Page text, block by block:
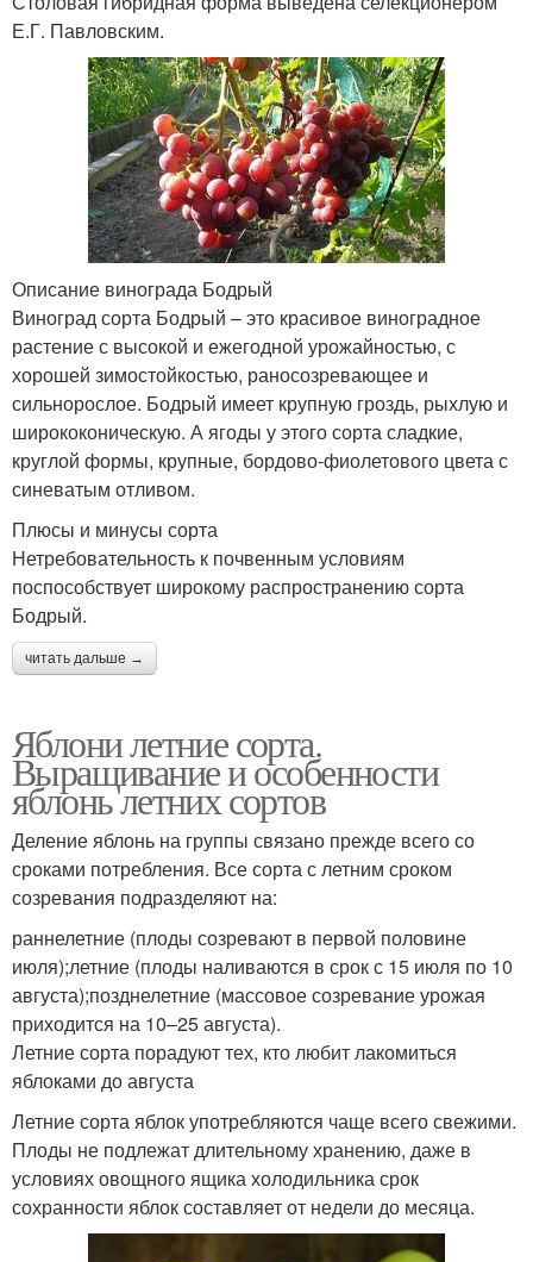
Е.Г. Павловским.
Описание винограда Бодрый
Виноград сорта Бодрый – это красивое виноградное
растение с высокой и ежегодной урожайностью, с
хорошей зимостойкостью, раносозревающее и
сильнорослое. Бодрый имеет крупную гроздь, рыхлую и
ширококоническую. А ягоды у этого сорта сладкие,
круглой формы, крупные, бордово-фиолетового цвета с
синеватым отливом.
Плюсы и минусы сорта
Нетребовательность к почвенным условиям
поспособствует широкому распространению сорта
Бодрый.
читать дальше →
Яблони летние сорта.
Выращивание и особенности
яблонь летних сортов
Деление яблонь на группы связано прежде всего со
сроками потребления. Все сорта с летним сроком
созревания подразделяют на:
раннелетние (плоды созревают в первой половине
июля);летние (плоды наливаются в срок с 15 июля по 10
августа);позднелетние (массовое созревание урожая
приходится на 10–25 августа).
Летние сорта порадуют тех, кто любит лакомиться
яблоками до августа
Летние сорта яблок употребляются чаще всего свежими.
Плоды не подлежат длительному хранению, даже в
условиях овощного ящика холодильника срок
сохранности яблок составляет от недели до месяца.